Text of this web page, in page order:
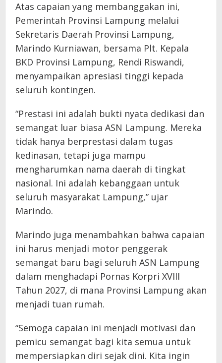
Atas capaian yang membanggakan ini,
Pemerintah Provinsi Lampung melalui
Sekretaris Daerah Provinsi Lampung,
Marindo Kurniawan, bersama Plt. Kepala
BKD Provinsi Lampung, Rendi Riswandi,
menyampaikan apresiasi tinggi kepada
seluruh kontingen.
“Prestasi ini adalah bukti nyata dedikasi dan
semangat luar biasa ASN Lampung. Mereka
tidak hanya berprestasi dalam tugas
kedinasan, tetapi juga mampu
mengharumkan nama daerah di tingkat
nasional. Ini adalah kebanggaan untuk
seluruh masyarakat Lampung,” ujar
Marindo.
Marindo juga menambahkan bahwa capaian
ini harus menjadi motor penggerak
semangat baru bagi seluruh ASN Lampung
dalam menghadapi Pornas Korpri XVIII
Tahun 2027, di mana Provinsi Lampung akan
menjadi tuan rumah.
“Semoga capaian ini menjadi motivasi dan
pemicu semangat bagi kita semua untuk
mempersiapkan diri sejak dini. Kita ingin